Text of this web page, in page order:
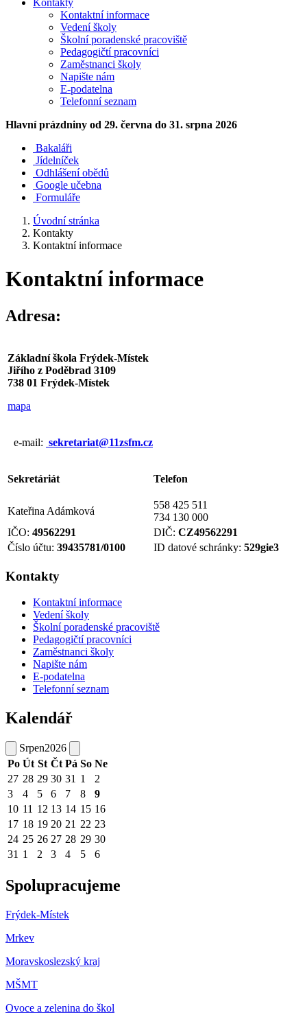
Kontakty
Kontaktní informace
Vedení školy
Školní poradenské pracoviště
Pedagogičtí pracovníci
Zaměstnanci školy
Napište nám
E-podatelna
Telefonní seznam
Hlavní prázdniny od 29. června do 31. srpna 2026
Bakaláři
Jídelníček
Odhlášení obědů
Google učebna
Formuláře
Úvodní stránka
Kontakty
Kontaktní informace
Kontaktní informace
Adresa:
Základní škola Frýdek-Místek
Jiřího z Poděbrad 3109
738 01 Frýdek-Místek
mapa
e-mail: sekretariat@11zsfm.cz
Sekretáriát Telefon
Kateřina Adámková
558 425 511
734 130 000
IČO: 49562291 DIČ: CZ49562291
Číslo účtu: 39435781/0100 ID datové schránky: 529gie3
Kontakty
Kontaktní informace
Vedení školy
Školní poradenské pracoviště
Pedagogičtí pracovníci
Zaměstnanci školy
Napište nám
E-podatelna
Telefonní seznam
Kalendář
Srpen2026
Po Út St Čt Pá So Ne
27 28 29 30 31 1
2
3
4 5 6 7 8
9
10 11 12 13 14 15 16
17 18 19 20 21 22 23
24 25 26 27 28 29 30
31 1 2 3 4 5 6
Spolupracujeme
Frýdek-Místek
Mrkev
Moravskoslezský kraj
MŠMT
Ovoce a zelenina do škol